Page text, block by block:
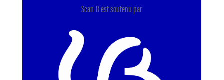
Scan-R est soutenu par